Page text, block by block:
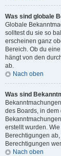
Was sind globale
Globale
solltest du sie so
erscheinen ganz
Bereich. Ob du
hängt von den
ab.
Nach oben
Was sind
des Boards, in
erstellt wurden.
Berechtigungen
Berechtigungen
Nach oben